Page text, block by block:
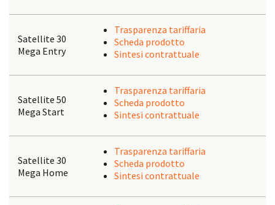
Satellite 30
Mega Entry
Trasparenza tariffaria
Scheda prodotto
Sintesi contrattuale
Satellite 50
Mega Start
Trasparenza tariffaria
Scheda prodotto
Sintesi contrattuale
Satellite 30
Mega Home
Trasparenza tariffaria
Scheda prodotto
Sintesi contrattuale